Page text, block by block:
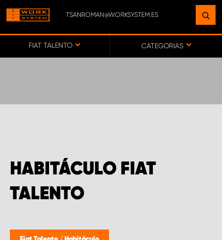
TSANROMAN@WORKSYSTEM.ES
FIAT TALENTO CATEGORIAS
HABITÁCULO FIAT
TALENTO
ENCUENTRE UNA INSTALACIÓN
CERCA DE USTED